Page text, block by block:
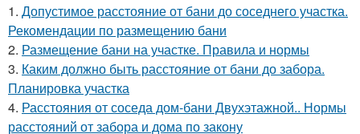
1. Допустимое расстояние от бани до соседнего участка.
Рекомендации по размещению бани
2. Размещение бани на участке. Правила и нормы
3. Каким должно быть расстояние от бани до забора.
Планировка участка
4. Расстояния от соседа дом-бани Двухэтажной.. Нормы
расстояний от забора и дома по закону